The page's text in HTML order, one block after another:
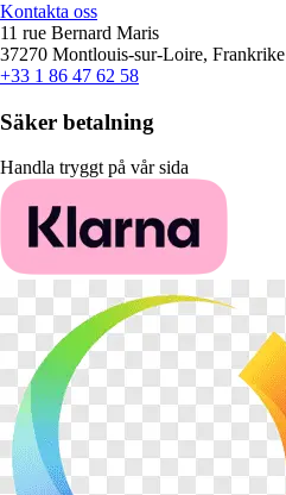
Kontakta oss
11 rue Bernard Maris
37270 Montlouis-sur-Loire, Frankrike
+33 1 86 47 62 58
Säker betalning
Handla tryggt på vår sida